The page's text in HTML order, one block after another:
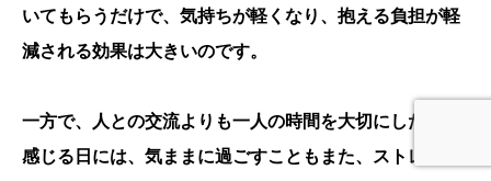
いてもらうだけで、気持ちが軽くなり、抱える負担が軽
減される効果は大きいのです。
一方で、人との交流よりも一人の時間を大切にしたいと
感じる日には、気ままに過ごすこともまた、ストレス解